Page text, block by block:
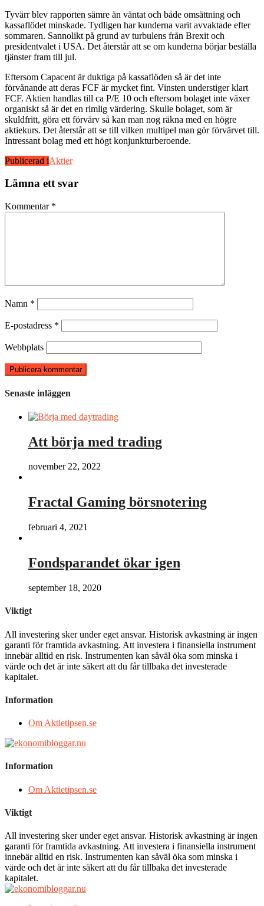
Tyvärr blev rapporten sämre än väntat och både omsättning och
kassaflödet minskade. Tydligen har kunderna varit avvaktade efter
sommaren. Sannolikt på grund av turbulens från Brexit och
presidentvalet i USA. Det återstår att se om kunderna börjar beställa
tjänster fram till jul.
Eftersom Capacent är duktiga på kassaflöden så är det inte
förvånande att deras FCF är mycket fint. Vinsten understiger klart
FCF. Aktien handlas till ca P/E 10 och eftersom bolaget inte växer
organiskt så är det en rimlig värdering. Skulle bolaget, som är
skuldfritt, göra ett förvärv så kan man nog räkna med en högre
aktiekurs. Det återstår att se till vilken multipel man gör förvärvet till.
Intressant bolag med ett högt konjunkturberoende.
Publicerad iAktier
Lämna ett svar
Kommentar *
Namn *
E-postadress *
Webbplats
Senaste inläggen
Att börja med trading
november 22, 2022
Fractal Gaming börsnotering
februari 4, 2021
Fondsparandet ökar igen
september 18, 2020
Viktigt
All investering sker under eget ansvar. Historisk avkastning är ingen
garanti för framtida avkastning. Att investera i finansiella instrument
innebär alltid en risk. Instrumenten kan såväl öka som minska i
värde och det är inte säkert att du får tillbaka det investerade
kapitalet.
Information
Om Aktietipsen.se
Information
Om Aktietipsen.se
Viktigt
All investering sker under eget ansvar. Historisk avkastning är ingen
garanti för framtida avkastning. Att investera i finansiella instrument
innebär alltid en risk. Instrumenten kan såväl öka som minska i
värde och det är inte säkert att du får tillbaka det investerade
kapitalet.